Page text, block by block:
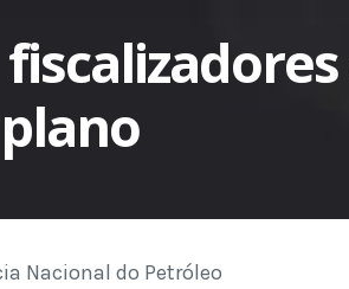
Nacional do Petróleo